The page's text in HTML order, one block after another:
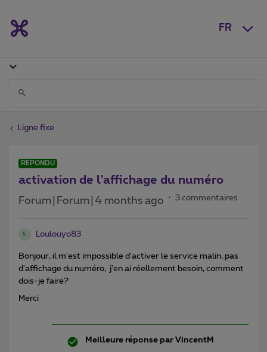
FR
Ligne fixe
RÉPONDU
activation de l'affichage du numéro
Forum|Forum|4 months ago 3 commentaires
L Loulouyo83
Bonjour, il m'est impossible d'activer le service malin, pas
d'affichage du numéro, j'en ai réellement besoin, comment
dois-je faire?
Merci
Meilleure réponse par VincentM